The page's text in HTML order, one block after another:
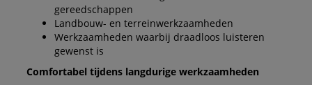
gereedschappen
Landbouw- en terreinwerkzaamheden
Werkzaamheden waarbij draadloos luisteren
gewenst is
Comfortabel tijdens langdurige werkzaamheden